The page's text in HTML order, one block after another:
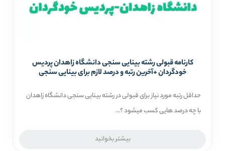
کارنامه قبولی رشته بینایی سنجی دانشگاه زاهدان پردیس
خودگردان +آخرین رتبه و درصد لازم برای بینایی سنجی
حداقل رتبه مورد نیاز برای قبولی در رشته بینایی سنجی دانشگاه زاهدان
با چه درصد هایی کسب میشود ؟...
بیشتر بخوانید